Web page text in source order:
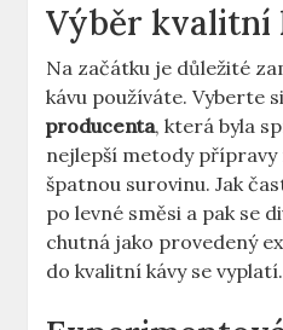
Výběr​ kvalitní
Na začátku je důležité
kávu používáte. Vyberte
producenta, která byla
‍nejlepší metody
špatnou surovinu. Jak
po levné směsi a pak se
chutná jako provedený
do kvalitní kávy se vyplatí.